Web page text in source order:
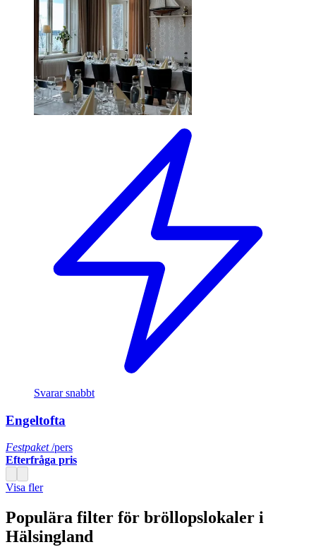
Svarar snabbt
Engeltofta
Festpaket/pers
Efterfråga pris
Visa fler
Populära filter för bröllopslokaler i
Hälsingland